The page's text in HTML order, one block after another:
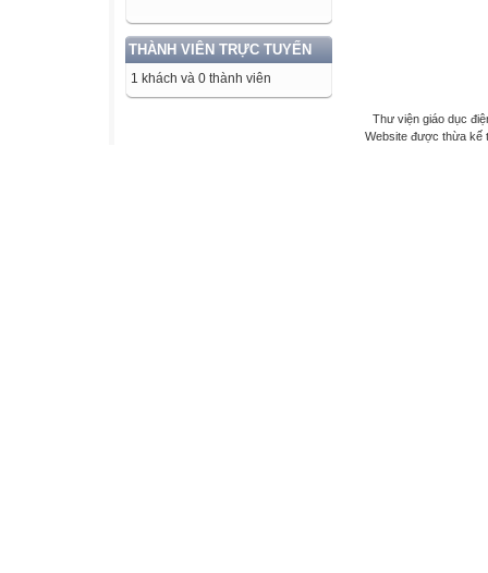
THÀNH VIÊN TRỰC TUYẾN
1 khách và 0 thành viên
Thư viện giáo dục
Website được thừa kế